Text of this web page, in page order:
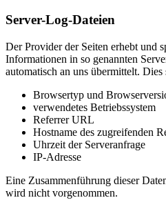
Server-Log-Dateien
Der Provider der Seiten erhebt und
Informationen in so genannten
automatisch an uns übermittelt. Dies
Browsertyp und
verwendetes Betriebssystem
Referrer URL
Hostname des zugreifenden
Uhrzeit der Serveranfrage
IP-Adresse
Eine Zusammenführung dieser
wird nicht vorgenommen.